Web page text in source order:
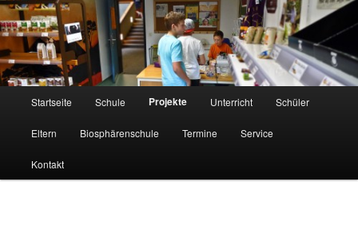
Startseite Schule Projekte Unterricht Schüler
Eltern Biosphärenschule Termine Service
Kontakt